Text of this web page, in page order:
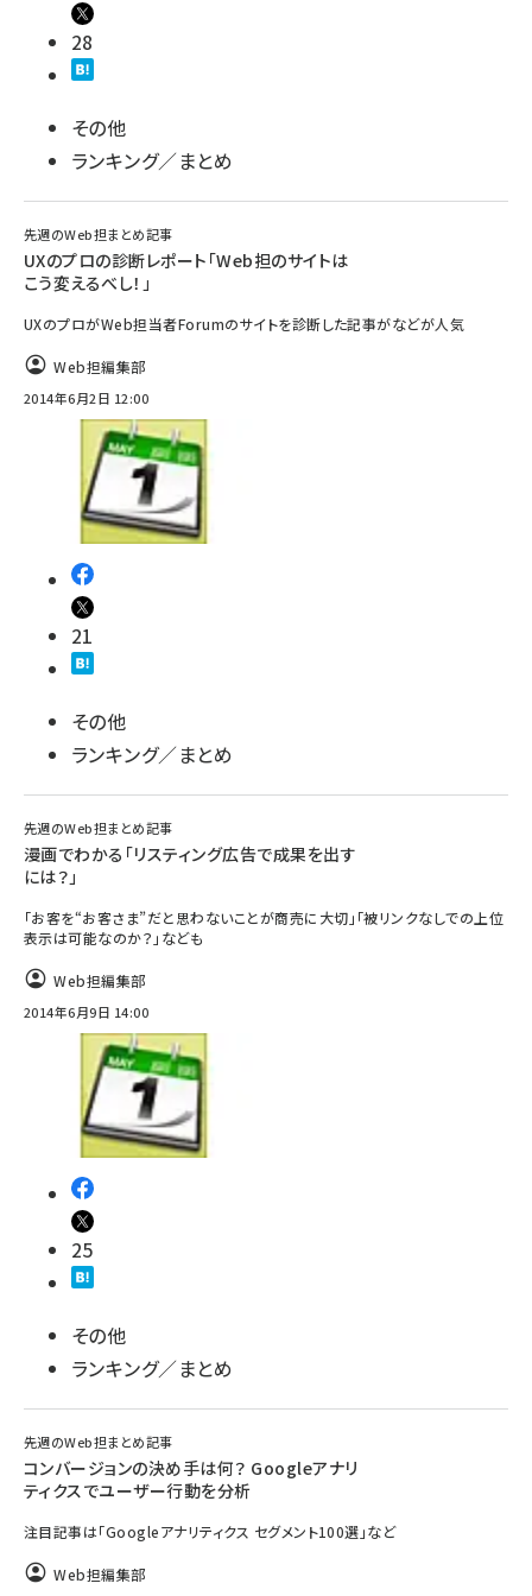
28
その他
ランキング／まとめ
先週のWeb担まとめ記事
UXのプロの診断レポート「Web担のサイトは
こう変えるべし！」
UXのプロがWeb担当者Forumのサイトを診断した記事がなどが人気
Web担編集部
2014年6月2日 12:00
21
その他
ランキング／まとめ
先週のWeb担まとめ記事
漫画でわかる「リスティング広告で成果を出す
には？」
「お客を“お客さま”だと思わないことが商売に大切」「被リンクなしでの上位
表示は可能なのか？」なども
Web担編集部
2014年6月9日 14:00
25
その他
ランキング／まとめ
先週のWeb担まとめ記事
コンバージョンの決め手は何？ Googleアナリ
ティクスでユーザー行動を分析
注目記事は「Googleアナリティクス セグメント100選」など
Web担編集部